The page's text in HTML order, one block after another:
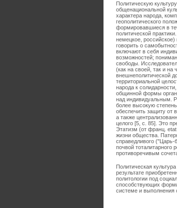
Политическую
общенациональной
характера народа,
геополитического
формировавшиеся в
политической
немецкое,
говорить о
включают в себя
возможностей;
свободы.
(как на своей, так и на
внешнеполитической
территориальной
народа к
общинной формы
над индивидуальным.
более высокую
обеспечить защиту от
а также
целого [5, с. 85]. Это
Этатизм (от франц. еtat
жизни общества.
справедливого ("Царь-
почвой тоталитарного
противоречивым
Политическая
результате
политологии под
способствующих
системе и выполнения